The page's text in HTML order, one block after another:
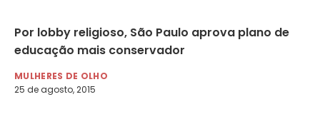
Por lobby religioso, São Paulo aprova plano de
educação mais conservador
MULHERES DE OLHO
25 de agosto, 2015